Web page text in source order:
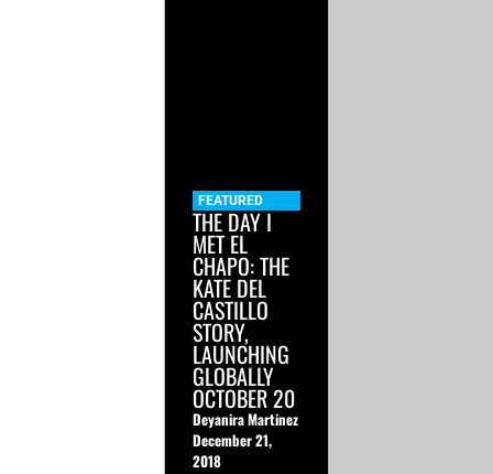
FEATURED
THE DAY I
MET EL
CHAPO: THE
KATE DEL
CASTILLO
STORY,
LAUNCHING
GLOBALLY
OCTOBER 20
Deyanira Martinez
December 21,
2018